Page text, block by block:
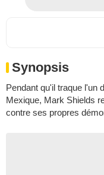
Synopsis
Pendant qu'il traque l'un
Mexique, Mark Shields
contre ses propres